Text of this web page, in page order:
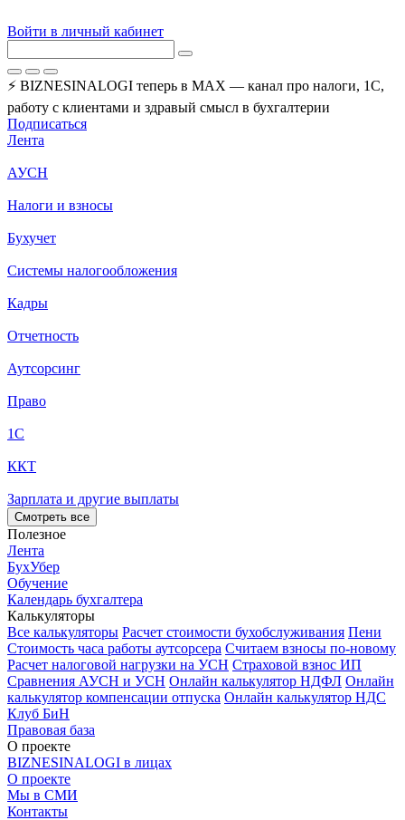
Войти в личный кабинет
⚡ BIZNESINALOGI теперь в MAX — канал про налоги, 1С,
работу с клиентами и здравый смысл в бухгалтерии
Подписаться
Лента
АУСН
Налоги и взносы
Бухучет
Системы налогообложения
Кадры
Отчетность
Аутсорсинг
Право
1С
ККТ
Зарплата и другие выплаты
Смотреть все
Полезное
Лента
БухУбер
Обучение
Календарь бухгалтера
Калькуляторы
Все калькуляторы Расчет стоимости бухобслуживания Пени
Стоимость часа работы аутсорсера Считаем взносы по-новому
Расчет налоговой нагрузки на УСН Страховой взнос ИП
Сравнения АУСН и УСН Онлайн калькулятор НДФЛ Онлайн
калькулятор компенсации отпуска Онлайн калькулятор НДС
Клуб БиН
Правовая база
О проекте
BIZNESINALOGI в лицах
О проекте
Мы в СМИ
Контакты